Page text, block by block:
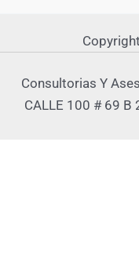
Consultorias Y
CALLE 100 # 69 B